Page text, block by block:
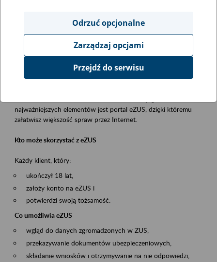
Obszar merytoryczny
obsługa klientów
Opis wydarzenia
Platforma Usług Elektronicznych ZUS eZUS
najważniejszych elementów jest portal eZUS, dzięki któremu
załatwisz większość spraw przez Internet.
Kto może skorzystać z eZUS
Każdy klient, który:
ukończył 18 lat,
założy konto na eZUS i
potwierdzi swoją tożsamość.
Co umożliwia eZUS
wgląd do danych zgromadzonych w ZUS,
przekazywanie dokumentów ubezpieczeniowych,
składanie wniosków i otrzymywanie na nie odpowiedzi,
Odrzuć opcjonalne
Zarządzaj opcjami
Przejdź do serwisu